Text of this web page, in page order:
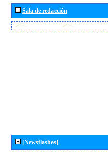
Sala de redacción
[Newsflashes]